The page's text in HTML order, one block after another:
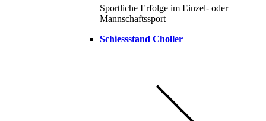
Sportliche Erfolge im Einzel- oder
Mannschaftssport
Schiessstand Choller